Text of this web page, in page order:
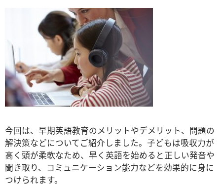
今回は、早期英語教育のメリットやデメリット、問題の
解決策などについてご紹介しました。子どもは吸収力が
高く頭が柔軟なため、早く英語を始めると正しい発音や
聞き取り、コミュニケーション能力などを効果的に身に
つけられます。